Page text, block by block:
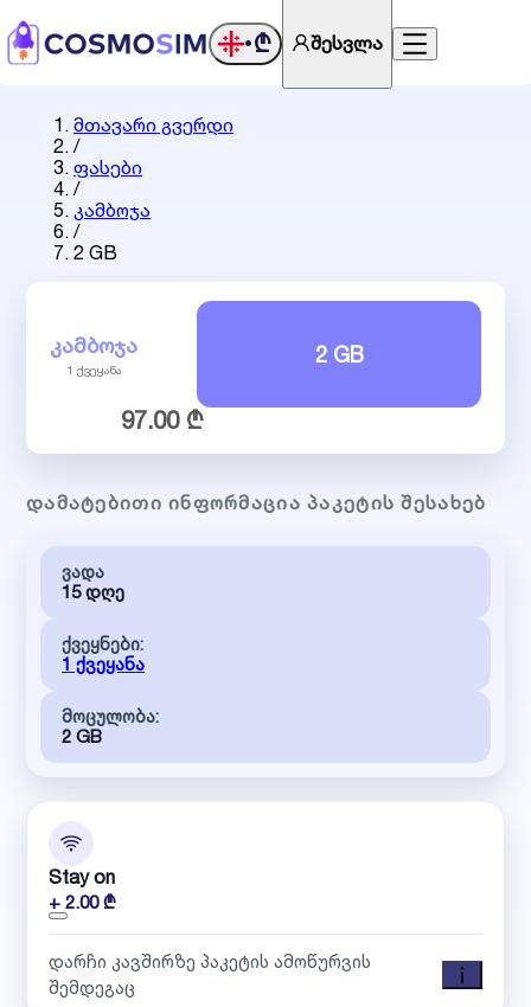
•₾ შესვლა
მთავარი გვერდი
/
ფასები
/
კამბოჯა
/
2 GB
ᲙᲐᲛᲑᲝᲯᲐ
1 ქვეყანა
2 GB
97.00 ₾
ᲓᲐᲛᲐᲢᲔᲑᲘᲗᲘ ᲘᲜᲤᲝᲠᲛᲐᲪᲘᲐ ᲞᲐᲙᲔᲢᲘᲡ ᲨᲔᲡᲐᲮᲔᲑ
ვადა
15 დღე
ქვეყნები:
1 ქვეყანა
მოცულობა:
2 GB
Stay on
+ 2.00 ₾
დარჩი კავშირზე პაკეტის ამოწურვის
შემდეგაც